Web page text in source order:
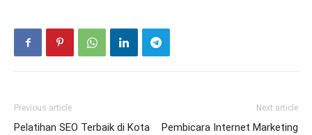
Previous article
Pelatihan SEO Terbaik di Kota
Next article
Pembicara Internet Marketing